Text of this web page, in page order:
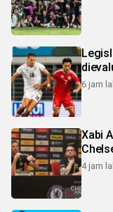
6 jam
Xabi
4 jam